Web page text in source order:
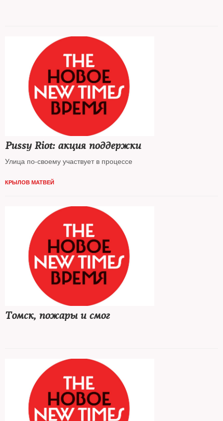
Pussy Riot: акция поддержки
Улица по-своему участвует в процессе
КРЫЛОВ МАТВЕЙ
Томск, пожары и смог